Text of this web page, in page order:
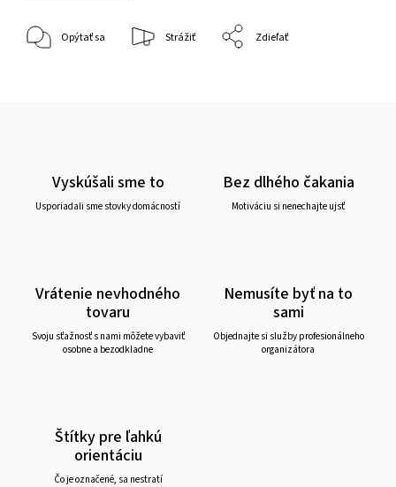
Opýtať sa Strážiť Zdieľať
Vyskúšali sme to
Usporiadali sme stovky domácností
Bez dlhého čakania
Motiváciu si nenechajte ujsť
Vrátenie nevhodného
tovaru
Svoju sťažnosť s nami môžete vybaviť
osobne a bezodkladne
Nemusíte byť na to
sami
Objednajte si služby profesionálneho
organizátora
Štítky pre ľahkú
orientáciu
Čo je označené, sa nestratí